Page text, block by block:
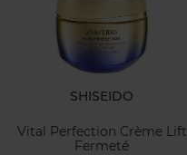
SHISEIDO
Vital Perfection Crème Lift
Fermeté